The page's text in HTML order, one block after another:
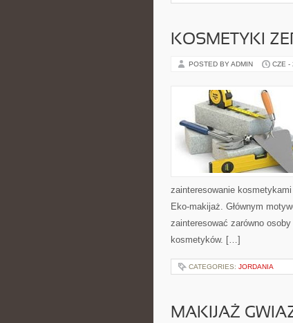
KOSMETYKI
POSTED BY ADMIN CZE -
zainteresowanie
Eko-makijaż. Głównym
zainteresować zarówno
kosmetyków. […]
CATEGORIES: JORDANIA
MAKIJAŻ